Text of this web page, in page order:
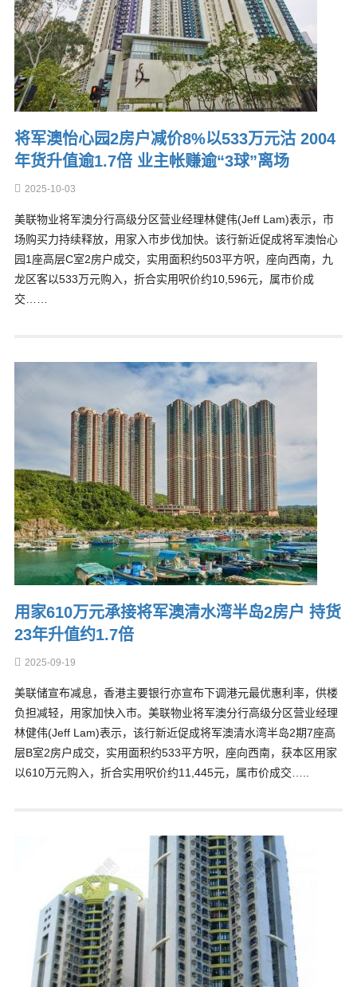
将军澳怡心园2房户减价8%以533万元沽 2004
年货升值逾1.7倍 业主帐赚逾“3球”离场
2025-10-03
美联物业将军澳分行高级分区营业经理林健伟(Jeff Lam)表示，市
场购买力持续释放，用家入市步伐加快。该行新近促成将军澳怡心
园1座高层C室2房户成交，实用面积约503平方呎，座向西南，九
龙区客以533万元购入，折合实用呎价约10,596元，属市价成
交……
用家610万元承接将军澳清水湾半岛2房户 持货
23年升值约1.7倍
2025-09-19
美联储宣布减息，香港主要银行亦宣布下调港元最优惠利率，供楼
负担减轻，用家加快入市。美联物业将军澳分行高级分区营业经理
林健伟(Jeff Lam)表示，该行新近促成将军澳清水湾半岛2期7座高
层B室2房户成交，实用面积约533平方呎，座向西南，获本区用家
以610万元购入，折合实用呎价约11,445元，属市价成交…..